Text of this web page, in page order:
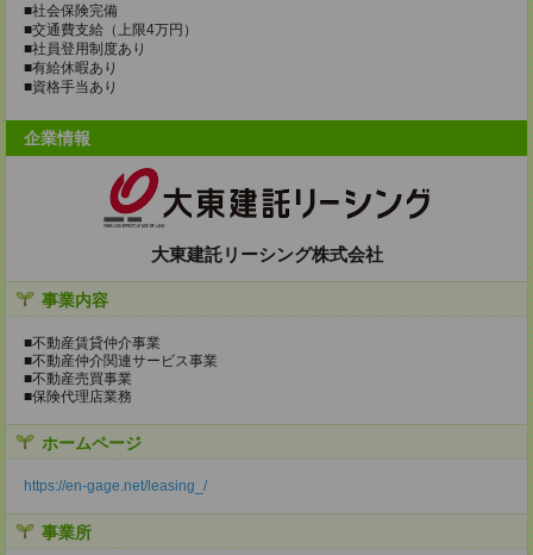
■社会保険完備
■交通費支給（上限4万円）
■社員登用制度あり
■有給休暇あり
■資格手当あり
企業情報
大東建託リーシング株式会社
事業内容
■不動産賃貸仲介事業
■不動産仲介関連サービス事業
■不動産売買事業
■保険代理店業務
ホームページ
https://en-gage.net/leasing_/
事業所